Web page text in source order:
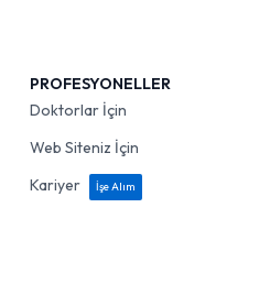
PROFESYONELLER
Doktorlar İçin
Web Siteniz İçin
Kariyer
İşe Alım